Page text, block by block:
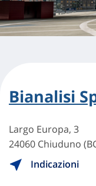
Bianalisi
Largo Europa, 3
24060 Chiuduno
Indicazioni